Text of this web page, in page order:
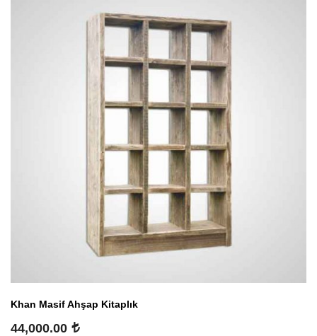
Khan Masif Ahşap Kitaplık
44,000.00